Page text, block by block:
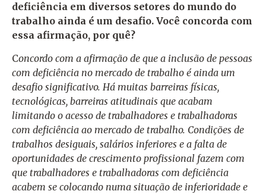
deficiência em diversos setores do mundo do
trabalho ainda é um desafio. Você concorda com
essa afirmação, por quê?
Concordo com a afirmação de que a inclusão de pessoas
com deficiência no mercado de trabalho é ainda um
desafio significativo. Há muitas barreiras físicas,
tecnológicas, barreiras atitudinais que acabam
limitando o acesso de trabalhadores e trabalhadoras
com deficiência ao mercado de trabalho. Condições de
trabalhos desiguais, salários inferiores e a falta de
oportunidades de crescimento profissional fazem com
que trabalhadores e trabalhadoras com deficiência
acabem se colocando numa situação de inferioridade e